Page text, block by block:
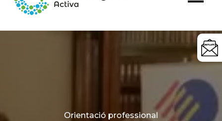
Categories
Orientació professional